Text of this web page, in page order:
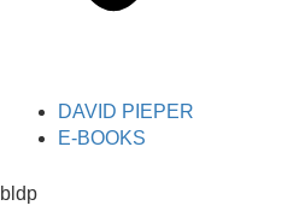
DAVID PIEPER
E-BOOKS
bldp